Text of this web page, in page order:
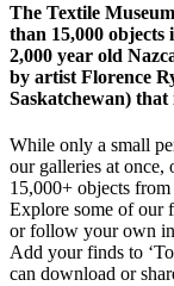
The Textile
than 15,000
2,000 year old
by artist Florence
Saskatchewan)
While only a small
our galleries at once,
15,000+ objects
Explore some of our
or follow your own
Add your finds to
can download or